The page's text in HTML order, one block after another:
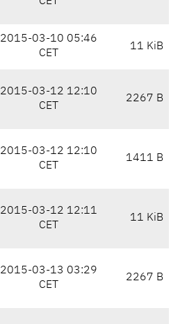
2015-03-10 05:46
CET
11 KiB
2015-03-12 12:10
CET
2267 B
2015-03-12 12:10
CET
1411 B
2015-03-12 12:11
CET
11 KiB
2015-03-13 03:29
CET
2267 B